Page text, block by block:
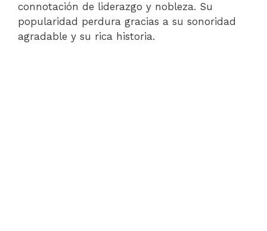
connotación de liderazgo y nobleza. Su
popularidad perdura gracias a su sonoridad
agradable y su rica historia.